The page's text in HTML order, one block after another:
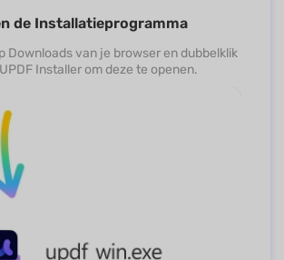
de Installatieprogramma
Downloads van je browser en dubbelklik
Installer om deze te openen.